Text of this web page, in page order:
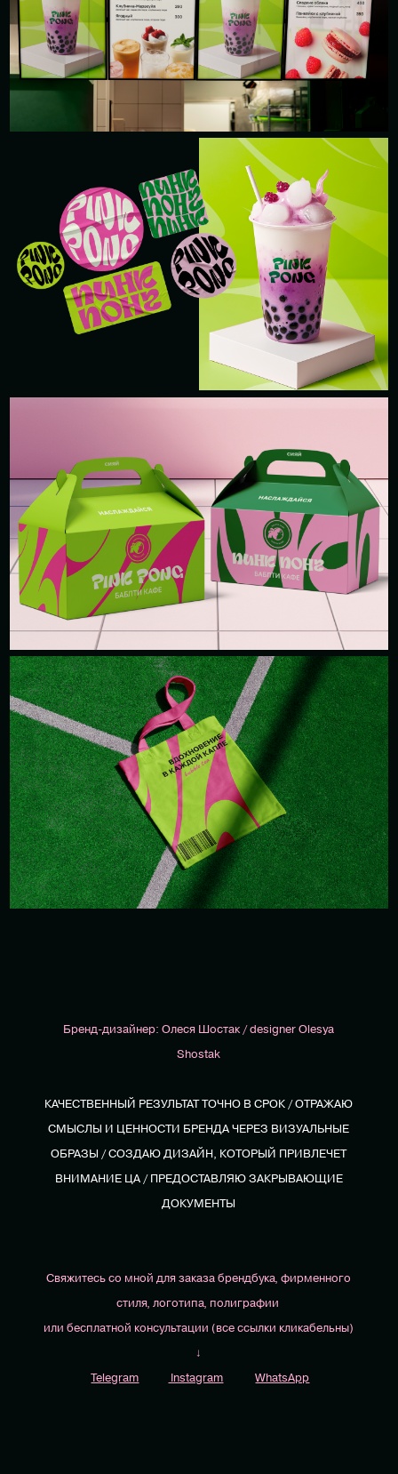
Бренд-дизайнер: Олеся Шостак / designer Olesya
Shostak
КАЧЕСТВЕННЫЙ РЕЗУЛЬТАТ ТОЧНО В СРОК / ОТРАЖАЮ
СМЫСЛЫ И ЦЕННОСТИ БРЕНДА ЧЕРЕЗ ВИЗУАЛЬНЫЕ
ОБРАЗЫ / СОЗДАЮ ДИЗАЙН, КОТОРЫЙ ПРИВЛЕЧЕТ
ВНИМАНИЕ ЦА / ПРЕДОСТАВЛЯЮ ЗАКРЫВАЮЩИЕ
ДОКУМЕНТЫ
Свяжитесь со мной для заказа брендбука, фирменного
стиля, логотипа, полиграфии
или бесплатной консультации (все ссылки кликабельны)
↓
Telegram
Instagram WhatsApp